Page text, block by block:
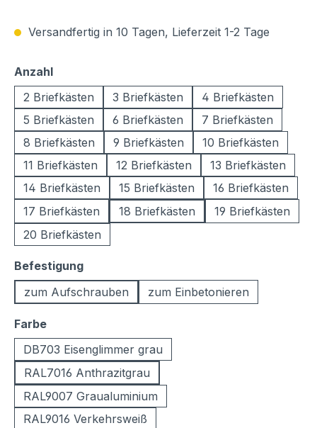
Versandfertig in 10 Tagen, Lieferzeit 1-2 Tage
Anzahlauswählen
2 Briefkästen
3 Briefkästen
4 Briefkästen
5 Briefkästen
6 Briefkästen
7 Briefkästen
8 Briefkästen
9 Briefkästen
10 Briefkästen
11 Briefkästen
12 Briefkästen
13 Briefkästen
14 Briefkästen
15 Briefkästen
16 Briefkästen
17 Briefkästen
18 Briefkästen
19 Briefkästen
20 Briefkästen
Befestigungauswählen
zum Aufschrauben
zum Einbetonieren
Farbeauswählen
DB703 Eisenglimmer grau
RAL7016 Anthrazitgrau
RAL9007 Graualuminium
RAL9016 Verkehrsweiß